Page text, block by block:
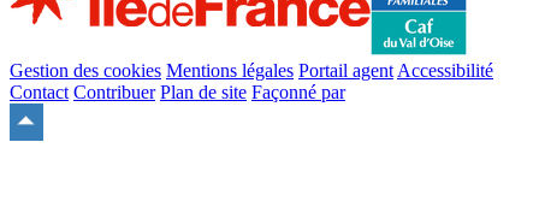
Gestion des cookies Mentions légales Portail agent Accessibilité
Contact Contribuer Plan de site Façonné par